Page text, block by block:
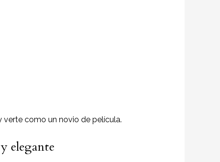
verte como un novio de película.
elegante